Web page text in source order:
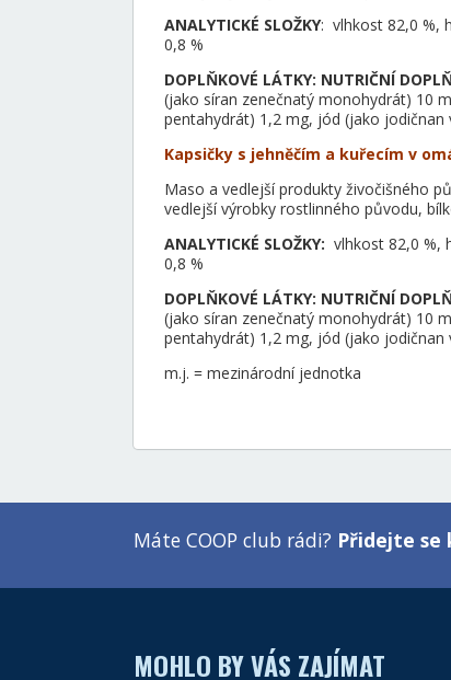
ANALYTICKÉ SLOŽKY: vlhkost 82,0 %,
0,8 %
DOPLŇKOVÉ LÁTKY: NUTRIČNÍ
(jako síran zenečnatý monohydrát) 10
pentahydrát) 1,2 mg, jód (jako
Kapsičky s jehněčím a kuřecím v
Maso a vedlejší produkty živočišného
vedlejší výrobky rostlinného původu,
ANALYTICKÉ SLOŽKY: vlhkost 82,0 %,
0,8 %
DOPLŇKOVÉ LÁTKY: NUTRIČNÍ
(jako síran zenečnatý monohydrát) 10
pentahydrát) 1,2 mg, jód (jako jodičnan
m.j. = mezinárodní jednotka
Máte COOP club rádi? Přidejte se
MOHLO BY VÁS ZAJÍMAT